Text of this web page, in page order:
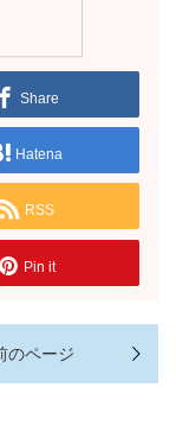
Share
Hatena
RSS
Pin it